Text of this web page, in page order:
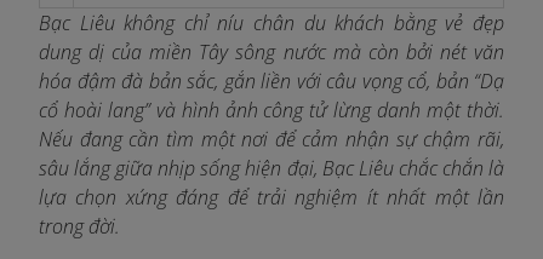
Bạc Liêu không chỉ níu chân du khách bằng vẻ đẹp
dung dị của miền Tây sông nước mà còn bởi nét văn
hóa đậm đà bản sắc, gắn liền với câu vọng cổ, bản “Dạ
cổ hoài lang” và hình ảnh công tử lừng danh một thời.
Nếu đang cần tìm một nơi để cảm nhận sự chậm rãi,
sâu lắng giữa nhịp sống hiện đại, Bạc Liêu chắc chắn là
lựa chọn xứng đáng để trải nghiệm ít nhất một lần
trong đời.